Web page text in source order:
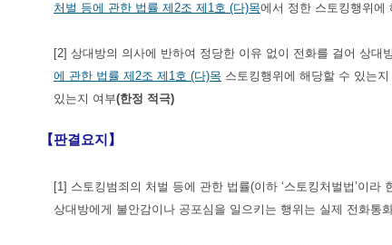
처벌 등에 관한 법률 제2조 제1호 (다)목에서 정한 스토킹행위에
[2] 상대방의 의사에 반하여 정당한 이유 없이 전화를 걸어 상
에 관한 법률 제2조 제1호 (다)목 스토킹행위에 해당할 수 있는지
있는지 여부(한정 적극)
【판결요지】
[1] 스토킹범죄의 처벌 등에 관한 법률(이하 ‘스토킹처벌법’이
상대방에게 불안감이나 공포심을 일으키는 행위는 실제 전화통